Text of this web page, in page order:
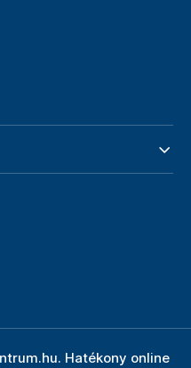
Hatékony online